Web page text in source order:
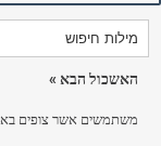
האשכול הבא »
משתמשים אשר צופים באשכול: 2